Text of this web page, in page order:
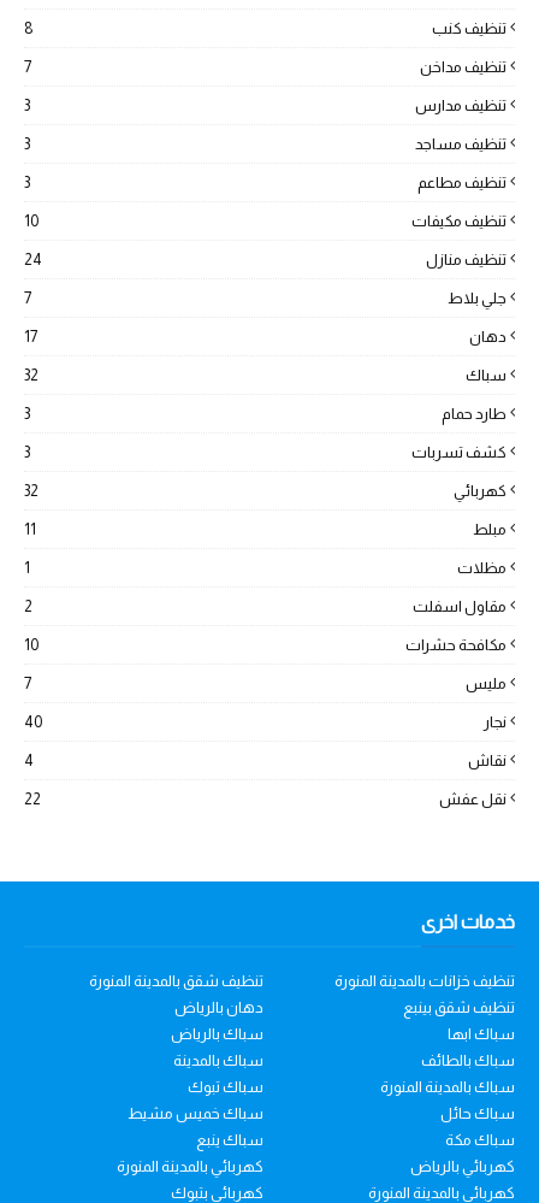
تنظيف كنب 8
تنظيف مداخن 7
تنظيف مدارس 3
تنظيف مساجد 3
تنظيف مطاعم 3
تنظيف مكيفات 10
تنظيف منازل 24
جلي بلاط 7
دهان 17
سباك 32
طارد حمام 3
كشف تسربات 3
كهربائي 32
مبلط 11
مظلات 1
مقاول اسفلت 2
مكافحة حشرات 10
مليس 7
نجار 40
نقاش 4
نقل عفش 22
خدمات اخرى
تنظيف خزانات بالمدينة المنورة
تنظيف شقق بالمدينة المنورة
تنظيف شقق بينبع
دهان بالرياض
سباك ابها
سباك بالرياض
سباك بالطائف
سباك بالمدينة
سباك بالمدينة المنورة
سباك تبوك
سباك حائل
سباك خميس مشيط
سباك مكة
سباك ينبع
كهربائي بالرياض
كهربائي بالمدينة المنورة
كهربائي بالمدينة المنورة
كهربائي بتبوك